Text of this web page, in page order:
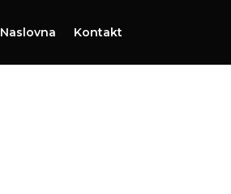
Naslovna Kontakt